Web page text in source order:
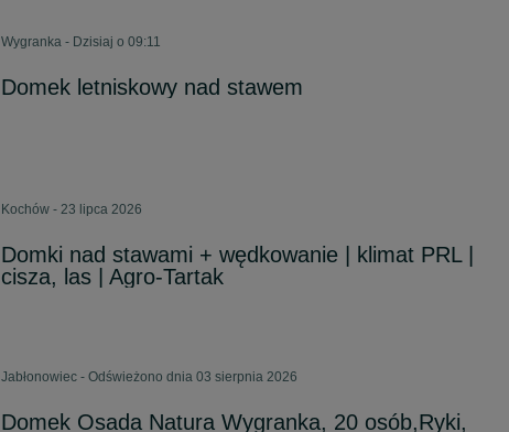
Wygranka - Dzisiaj o 09:11
Domek letniskowy nad stawem
Kochów - 23 lipca 2026
Domki nad stawami + wędkowanie | klimat PRL |
cisza, las | Agro-Tartak
Jabłonowiec - Odświeżono dnia 03 sierpnia 2026
Domek Osada Natura Wygranka, 20 osób,Ryki,